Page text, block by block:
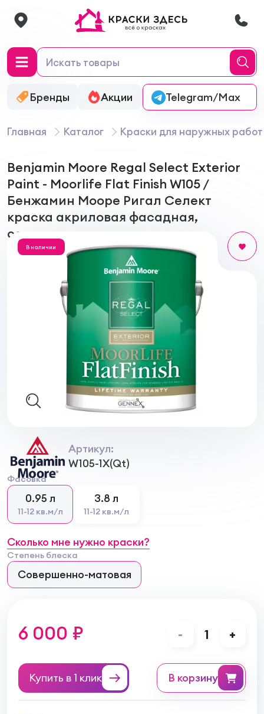
Бренды Акции Онлайн-колеровка
Telegram/Max
Главная Каталог Краски для наружных работ
Benjamin Moore Regal Select Exterior
Paint - Moorlife Flat Finish W105 /
Бенжамин Мооре Ригал Селект
краска акриловая фасадная,
совершенно матовая
В наличии
Артикул:
W105-1X(Qt)
Фасовка
0.95 л
11-12 кв.м/л
3.8 л
11-12 кв.м/л
Сколько мне нужно краски?
Степень блеска
Совершенно-матовая
6 000 ₽ - 1 +
Купить в 1 клик в корзину